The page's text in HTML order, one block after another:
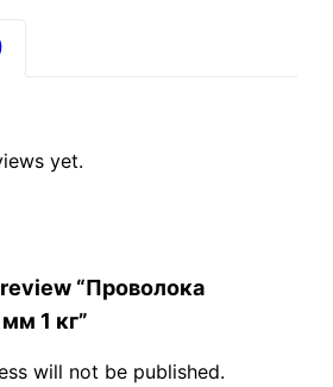
yet.
“Проволока
1 кг”
will not be published.